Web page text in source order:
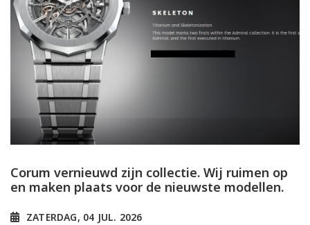
Corum vernieuwd zijn collectie. Wij ruimen op
en maken plaats voor de nieuwste modellen.
ZATERDAG, 04 JUL. 2026